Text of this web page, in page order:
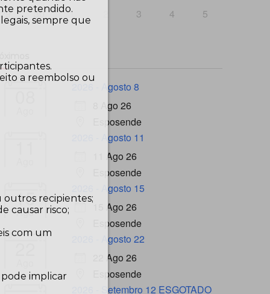
29 30 1 3 4 5
2026 - Agosto 8
8 Ago 26
Esposende
2026 - Agosto 11
11 Ago 26
Esposende
15
Ago
2026 - Agosto 15
15 Ago 26
Esposende
2026 - Agosto 22
22 Ago 26
Esposende
2026 - Setembro 12 ESGOTADO
pretendido.
sempre que
a reembolso ou
outros recipientes;
causar risco;
com um
implicar